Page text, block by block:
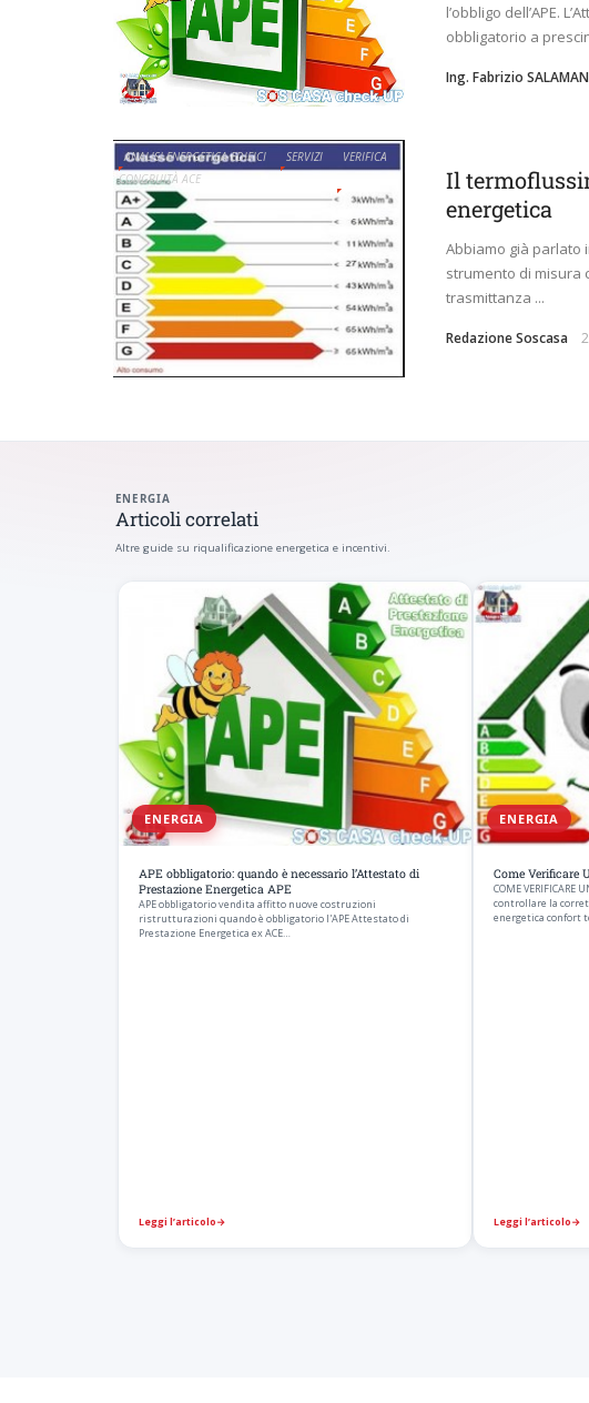
l’obbligo dell’APE.
obbligatorio a
Ing. Fabrizio
ANALISI ENERGETICA EDIFICI SERVIZI
VERIFICA
CONGRUITÀ ACE
Il
energetica
Abbiamo già parlato
strumento di misura
trasmittanza ...
Redazione Soscasa
ENERGIA
Articoli correlati
Altre guide su riqualificazione energetica e incentivi.
ENERGIA
APE obbligatorio: quando è necessario l’Attestato di
Prestazione Energetica APE
APE obbligatorio vendita affitto nuove costruzioni
ristrutturazioni quando è obbligatorio l'APE Attestato di
Prestazione Energetica ex ACE…
Leggi l’articolo→
ENERGIA
Come Verificare
COME VERIFICARE
controllare la
energetica confort
Leggi l’articolo→